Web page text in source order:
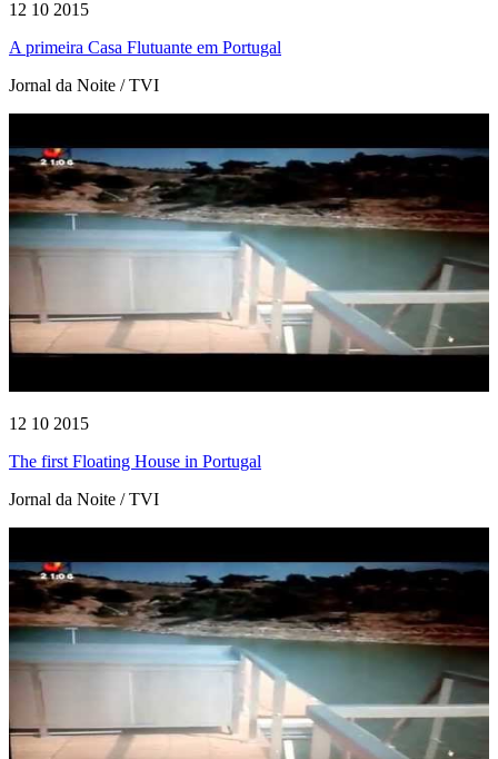
12 10 2015
A primeira Casa Flutuante em Portugal
Jornal da Noite / TVI
12 10 2015
The first Floating House in Portugal
Jornal da Noite / TVI